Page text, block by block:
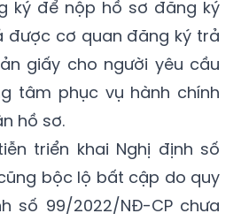
ký để nộp hồ sơ đăng ký
được cơ quan đăng ký trả
giấy cho người yêu cầu
tâm phục vụ hành chính
hồ sơ.
triển khai Nghị định số
bộc lộ bất cập do quy
số 99/2022/NĐ-CP chưa